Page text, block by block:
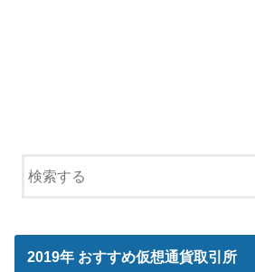
2019年 おすすめ仮想通貨取引所